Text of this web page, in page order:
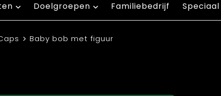
Doelgroepen Familiebedrijf
Baby bob met figuur